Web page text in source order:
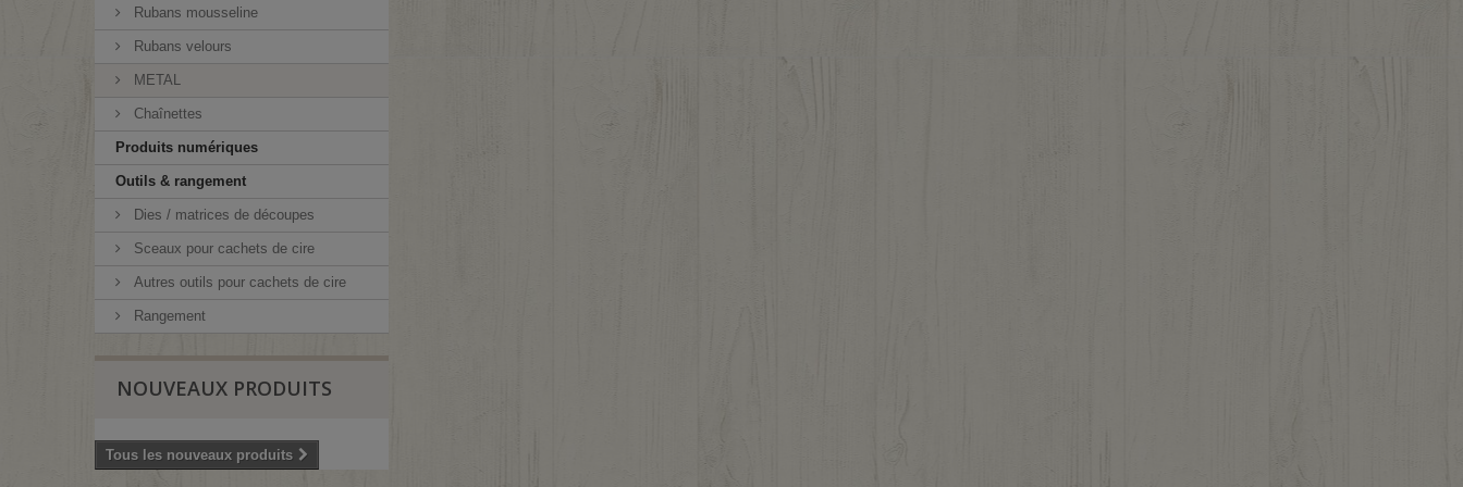
Rubans mousseline
Rubans velours
METAL
Chaînettes
Produits numériques
Outils & rangement
Dies / matrices de découpes
Sceaux pour cachets de cire
Autres outils pour cachets de cire
Rangement
NOUVEAUX PRODUITS
Tous les nouveaux produits